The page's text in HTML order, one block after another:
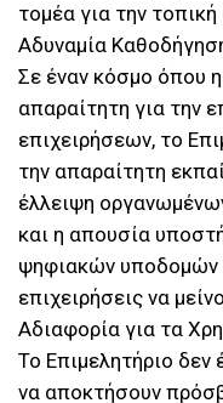
τομέα για την τοπική
Αδυναμία
Σε έναν κόσμο όπου
απαραίτητη για την
επιχειρήσεων, το
την απαραίτητη
έλλειψη
και η απουσία
ψηφιακών υποδομών
επιχειρήσεις να
Αδιαφορία για τα
Το Επιμελητήριο δεν
να αποκτήσουν